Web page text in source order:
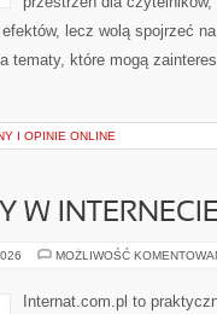
lecz wolą spojrzeć
tematy, które mogą
I OPINIE ONLINE
W
MOŻLIWOŚĆ
Internat.com.pl to